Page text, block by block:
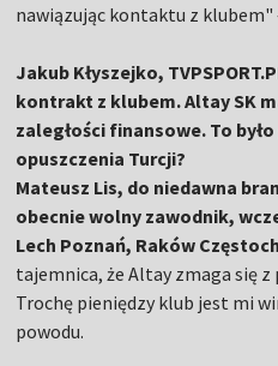
nawiązując kontaktu z klubem"
Jakub Kłyszejko,
kontrakt z klubem. Altay SK
zaległości finansowe. To
opuszczenia Turcji?
Mateusz Lis, do niedawna
obecnie wolny zawodnik,
Lech Poznań, Raków
tajemnica, że Altay zmaga się
Trochę pieniędzy klub jest mi
powodu.